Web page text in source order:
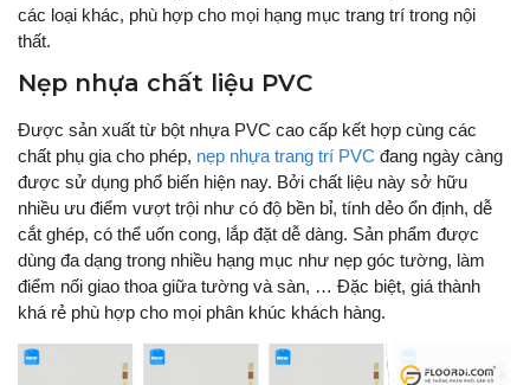
các loại khác, phù hợp cho mọi hạng mục trang trí trong nội
thất.
Nẹp nhựa chất liệu PVC
Được sản xuất từ bột nhựa PVC cao cấp kết hợp cùng các
chất phụ gia cho phép, nẹp nhựa trang trí PVC đang ngày càng
được sử dụng phổ biến hiện nay. Bởi chất liệu này sở hữu
nhiều ưu điểm vượt trội như có độ bền bỉ, tính dẻo ổn định, dễ
cắt ghép, có thể uốn cong, lắp đặt dễ dàng. Sản phẩm được
dùng đa dạng trong nhiều hạng mục như nẹp góc tường, làm
điểm nối giao thoa giữa tường và sàn, … Đặc biệt, giá thành
khá rẻ phù hợp cho mọi phân khúc khách hàng.